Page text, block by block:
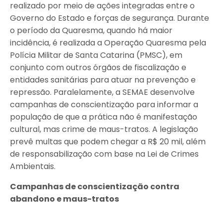
realizado por meio de ações integradas entre o
Governo do Estado e forças de segurança. Durante
o período da Quaresma, quando há maior
incidência, é realizada a Operação Quaresma pela
Polícia Militar de Santa Catarina (PMSC), em
conjunto com outros órgãos de fiscalização e
entidades sanitárias para atuar na prevenção e
repressão. Paralelamente, a SEMAE desenvolve
campanhas de conscientização para informar a
população de que a prática não é manifestação
cultural, mas crime de maus-tratos. A legislação
prevê multas que podem chegar a R$ 20 mil, além
de responsabilização com base na Lei de Crimes
Ambientais.
Campanhas de conscientização contra
abandono e maus-tratos